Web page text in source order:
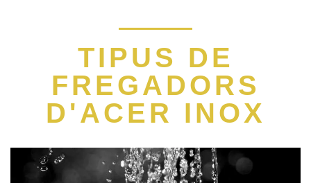
TIPUS DE
FREGADORS
D'ACER INOX